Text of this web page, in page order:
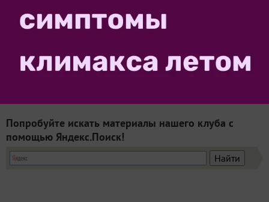
Знал ли изобретатель колеса, насколько он облегчил
жизнь дачникам? Садовый инструмент и техника,
обзавелись ими в процессе технического
усовершенствования, помогают нам выполнять
Попробуйте искать материалы нашего клуба с
помощью Яндекс.Поиск!